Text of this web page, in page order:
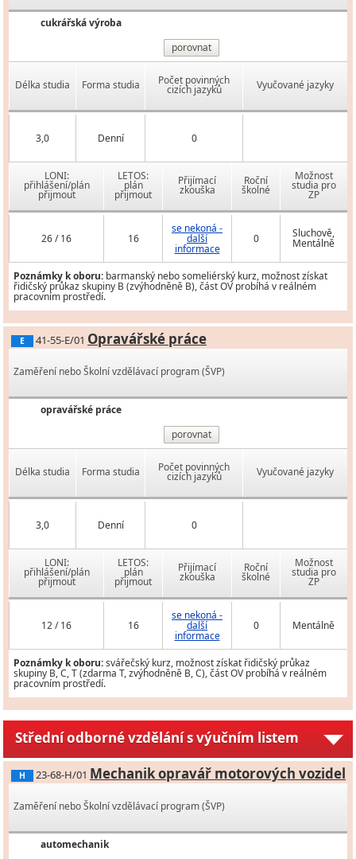
cukrářská výroba
porovnat
Délka studia Forma studia Počet povinných
cizích jazyků Vyučované jazyky
3,0 Denní 0
LONI:
přihlášení/plán
přijmout
LETOS:
plán
přijmout
Přijímací
zkouška
Roční
školné
Možnost
studia pro
ZP
26 / 16 16
se nekoná -
další
informace
0 Sluchově,
Mentálně
Poznámky k oboru: barmanský nebo someliérský kurz, možnost získat
řidičský průkaz skupiny B (zvýhodněně B), část OV probíhá v reálném
pracovním prostředí.
E 41-55-E/01 Opravářské práce
Zaměření nebo Školní vzdělávací program (ŠVP)
opravářské práce
porovnat
Délka studia Forma studia Počet povinných
cizích jazyků Vyučované jazyky
3,0 Denní 0
LONI:
přihlášení/plán
přijmout
LETOS:
plán
přijmout
Přijímací
zkouška
Roční
školné
Možnost
studia pro
ZP
12 / 16 16
se nekoná -
další
informace
0 Mentálně
Poznámky k oboru:svářečský kurz, možnost získat řidičský průkaz
skupiny B, C, T (zdarma T, zvýhodněně B, C), část OV probíhá v reálném
pracovním prostředí.
Střední odborné vzdělání s výučním listem
H 23-68-H/01 Mechanik opravář motorových vozidel
Zaměření nebo Školní vzdělávací program (ŠVP)
automechanik